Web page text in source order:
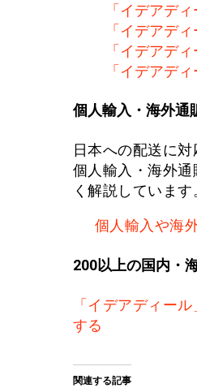
「イデアデ
「イデアデ
「イデアデ
「イデアデ
個人輸入・海外通
日本への配送に
個人輸入・海外
く解説しています
個人輸入や海
200以上の国内・
「イデアディー
する
関連する記事